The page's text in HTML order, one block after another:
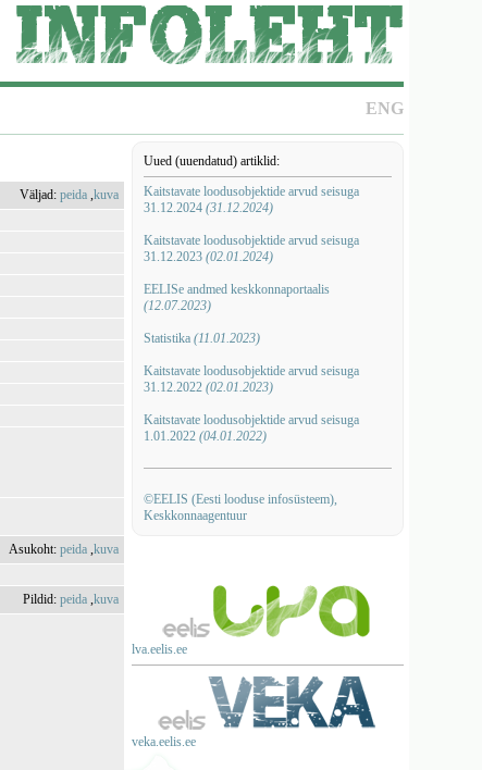
ENG
Uued (uuendatud) artiklid:
Kaitstavate loodusobjektide arvud seisuga
31.12.2024 (31.12.2024)
Kaitstavate loodusobjektide arvud seisuga
31.12.2023 (02.01.2024)
EELISe andmed keskkonnaportaalis
(12.07.2023)
Statistika (11.01.2023)
Kaitstavate loodusobjektide arvud seisuga
31.12.2022 (02.01.2023)
Kaitstavate loodusobjektide arvud seisuga
1.01.2022 (04.01.2022)
©EELIS (Eesti looduse infosüsteem),
Keskkonnaagentuur
lva.eelis.ee
veka.eelis.ee
Väljad:peida ,kuva
Asukoht:peida ,kuva
Pildid:peida ,kuva